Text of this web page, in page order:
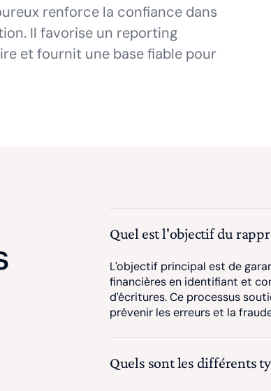
renforce la confiance dans
Il favorise un reporting
et fournit une base fiable pour
Quel est l'objectif du
L'objectif principal est de
financières en identifiant et
d'écritures. Ce processus
prévenir les erreurs et la
Quels sont les différents